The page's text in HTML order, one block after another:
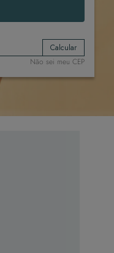
Calcular
Não sei meu CEP